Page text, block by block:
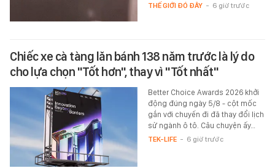
THẾ GIỚI ĐÓ ĐÂY - 6 giờ trước
Chiếc xe cà tàng lăn bánh 138 năm trước là lý do
cho lựa chọn "Tốt hơn", thay vì "Tốt nhất"
Better Choice Awards 2026 khởi
động đúng ngày 5/8 - cột mốc
gắn với chuyến đi đã thay đổi lịch
sử ngành ô tô. Câu chuyện ấy…
TEK-LIFE - 6 giờ trước